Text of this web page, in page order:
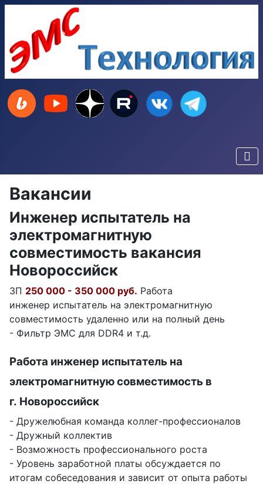
Вакансии
Инженер испытатель на
электромагнитную
совместимость вакансия
Новороссийск
ЗП 250 000 - 350 000 руб. Работа
инженер испытатель на электромагнитную
совместимость удаленно или на полный день
- Фильтр ЭМС для DDR4 и т.д.
Работа инженер испытатель на
электромагнитную совместимость в
г. Новороссийск
- Дружелюбная команда коллег-профессионалов
- Дружный коллектив
- Возможность профессионального роста
- Уровень заработной платы обсуждается по
итогам собеседования и зависит от опыта работы